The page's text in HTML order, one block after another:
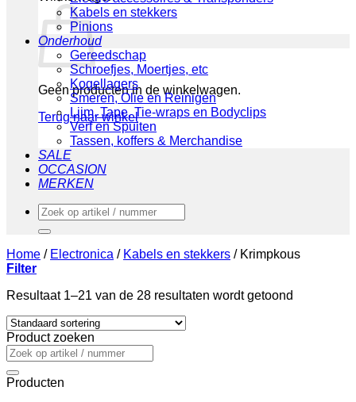
Geen producten in de winkelwagen.
Terug naar winkel
Kabels en stekkers
Pinions
Onderhoud
Gereedschap
Schroefjes, Moertjes, etc
Kogellagers
Smeren, Olie en Reinigen
Lijm, Tape, Tie-wraps en Bodyclips
Verf en Spuiten
Tassen, koffers & Merchandise
SALE
OCCASION
MERKEN
Zoeken
naar:
Home / Electronica / Kabels en stekkers /Krimpkous
Filter
Resultaat 1–21 van de 28 resultaten wordt getoond
Product zoeken
Zoeken
naar:
Producten